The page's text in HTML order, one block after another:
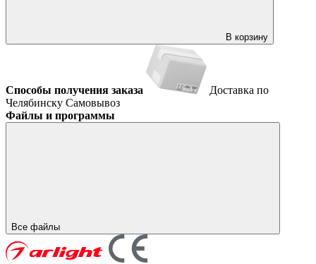
В корзину
Способы получения заказа
Доставка по
Челябинску Самовывоз
Файлы и программы
Все файлы